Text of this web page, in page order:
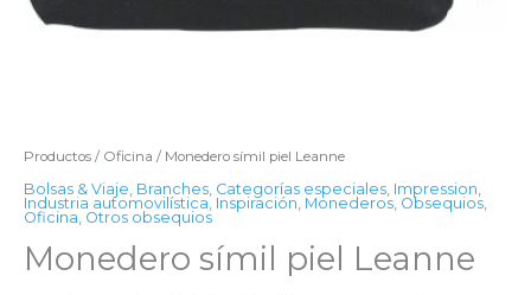
Productos / Oficina / Monedero símil piel Leanne
Bolsas & Viaje, Branches, Categorías especiales, Impression,
Industria automovilística, Inspiración, Monederos, Obsequios,
Oficina, Otros obsequios
Monedero símil piel Leanne